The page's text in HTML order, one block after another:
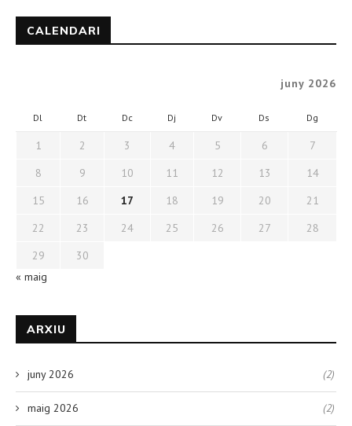
CALENDARI
juny 2026
Dl Dt Dc Dj Dv Ds Dg
1 2 3 4 5 6
7
8
9 10 11 12 13
14
15
16 17 18 19 20
21
22
23 24 25 26 27
28
29
30
« maig
ARXIU
juny 2026 (2)
maig 2026 (2)